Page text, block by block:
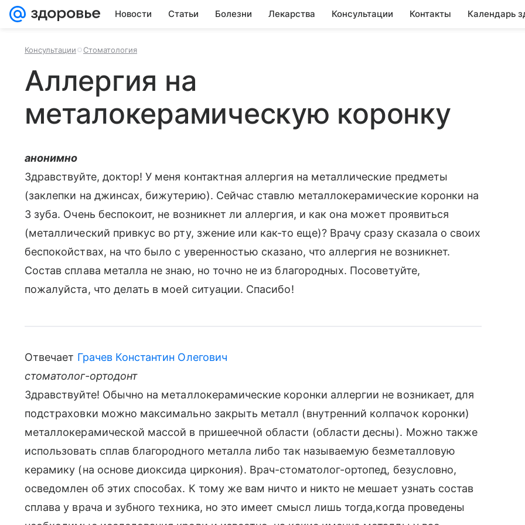
Новости Статьи Болезни Лекарства Консультации Контакты Календарь
Консультации Стоматология
Аллергия на
металокерамическую коронку
анонимно
Здравствуйте, доктор! У меня контактная аллергия на металлические предметы
(заклепки на джинсах, бижутерию). Сейчас ставлю металлокерамические коронки на
3 зуба. Очень беспокоит, не возникнет ли аллергия, и как она может проявиться
(металлический привкус во рту, зжение или как-то еще)? Врачу сразу сказала о своих
беспокойствах, на что было с уверенностью сказано, что аллергия не возникнет.
Состав сплава металла не знаю, но точно не из благородных. Посоветуйте,
пожалуйста, что делать в моей ситуации. Спасибо!
Отвечает Грачев Константин Олегович
стоматолог-ортодонт
Здравствуйте! Обычно на металлокерамические коронки аллергии не возникает, для
подстраховки можно максимально закрыть металл (внутренний колпачок коронки)
металлокерамической массой в пришеечной области (области десны). Можно также
использовать сплав благородного металла либо так называемую безметалловую
керамику (на основе диоксида циркония). Врач-стоматолог-ортопед, безусловно,
осведомлен об этих способах. К тому же вам ничто и никто не мешает узнать состав
сплава у врача и зубного техника, но это имеет смысл лишь тогда,когда проведены